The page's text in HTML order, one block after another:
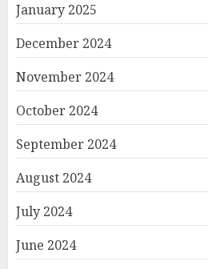
January 2025
December 2024
November 2024
October 2024
September 2024
August 2024
July 2024
June 2024